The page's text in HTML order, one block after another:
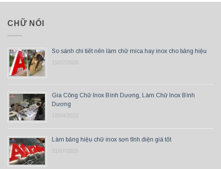
CHỮ NỔI
So sánh chi tiết nên làm chữ mica hay inox cho bảng hiệu
15/07/2026
Gia Công Chữ Inox Bình Dương, Làm Chữ Inox Bình
Dương
18/04/2022
Làm bảng hiệu chữ inox sơn tĩnh điện giá tốt
31/07/2026